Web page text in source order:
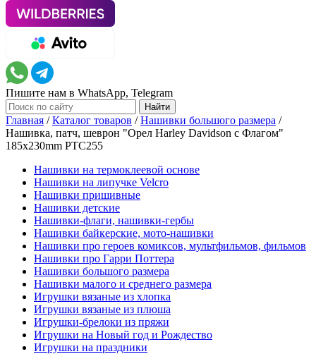
Пишите нам в WhatsApp, Telegram
Главная /Каталог товаров /Нашивки большого размера /
Нашивка, патч, шеврон "Орел Harley Davidson c Флагом"
185x230mm PTC255
Нашивки на термоклеевой основе
Нашивки на липучке Velcro
Нашивки пришивные
Нашивки детские
Нашивки-флаги, нашивки-гербы
Нашивки байкерские, мото-нашивки
Нашивки про героев комиксов, мультфильмов, фильмов
Нашивки про Гарри Поттера
Нашивки большого размера
Нашивки малого и среднего размера
Игрушки вязаные из хлопка
Игрушки вязаные из плюша
Игрушки-брелоки из пряжи
Игрушки на Новый год и Рождество
Игрушки на праздники